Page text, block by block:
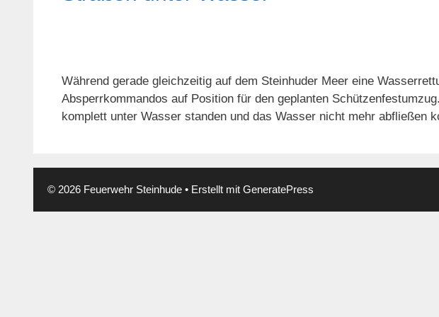
Während gerade gleichzeitig auf dem Steinhuder Meer eine
Absperrkommandos auf Position für den geplanten
komplett unter Wasser standen und das Wasser nicht mehr
© 2026 Feuerwehr Steinhude • Erstellt mit GeneratePress